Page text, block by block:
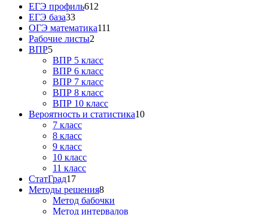
ЕГЭ профиль612
ЕГЭ база33
ОГЭ математика111
Рабочие листы2
ВПР5
ВПР 5 класс
ВПР 6 класс
ВПР 7 класс
ВПР 8 класс
ВПР 10 класс
Вероятность и статистика10
7 класс
8 класс
9 класс
10 класс
11 класс
СтатГрад17
Методы решения8
Метод бабочки
Метод интервалов